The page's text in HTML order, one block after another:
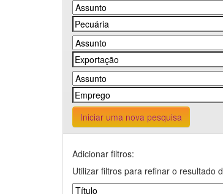
Iniciar uma nova pesquisa
Adicionar filtros:
Utilizar filtros para refinar o resultado